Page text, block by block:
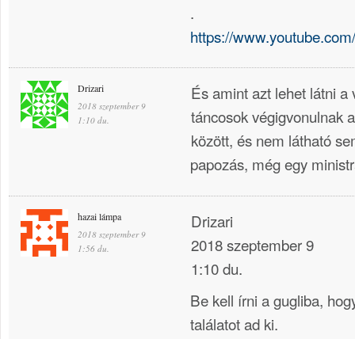
.
https://
Drizari
2018 szeptember 9
1:10 du.
És amint azt lehet látni a
táncosok végigvonulnak
között, és nem látható
papozás, még egy
hazai lámpa
2018 szeptember 9
1:56 du.
Drizari
2018 szeptember 9
1:10 du.
Be kell írni a gugliba,
találatot ad ki.